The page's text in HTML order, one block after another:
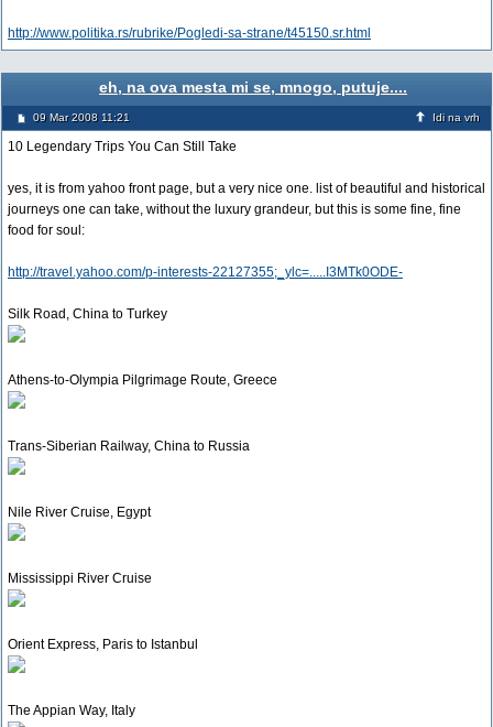
http://www.politika.rs/rubrike/Pogledi-sa-strane/t45150.sr.html
eh, na ova mesta mi se, mnogo, putuje....
09 Mar 2008 11:21 Idi na vrh
10 Legendary Trips You Can Still Take
yes, it is from yahoo front page, but a very nice one. list of beautiful and historical
journeys one can take, without the luxury grandeur, but this is some fine, fine
food for soul:
http://travel.yahoo.com/p-interests-22127355;_ylc=.....I3MTk0ODE-
Silk Road, China to Turkey
Athens-to-Olympia Pilgrimage Route, Greece
Trans-Siberian Railway, China to Russia
Nile River Cruise, Egypt
Mississippi River Cruise
Orient Express, Paris to Istanbul
The Appian Way, Italy